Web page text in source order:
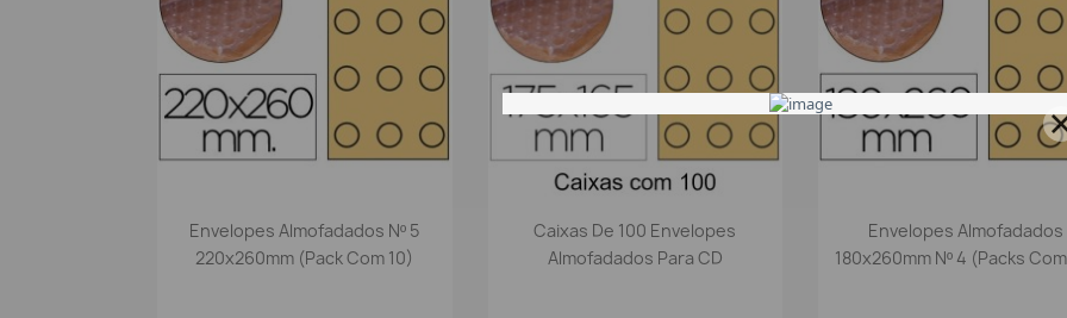
Vista rápida
Envelopes Almofadados Nº 5
220x260mm (pack Com 10)
Vista rápida
Caixas De 100 Envelopes
Almofadados Para CD
Vista rápida
Envelopes Almofadados
180x260mm Nº 4 (packs